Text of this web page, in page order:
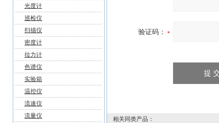
光度计
巡检仪
扫描仪
密度计
拉力计
色谱仪
实验箱
温控仪
流速仪
流量仪
验证码：
相关同类产品：